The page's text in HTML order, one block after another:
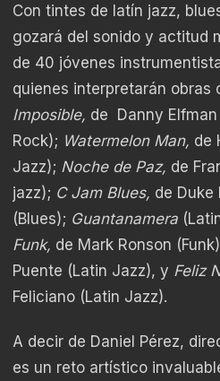
Con tintes de latín jazz,
gozará del sonido y actitud
de 40 jóvenes
quienes interpretarán obras
Imposible, de Danny
Rock); Watermelon Man, de
Jazz); Noche de Paz, de
jazz); C Jam Blues, de Duke
(Blues); Guantanamera
Funk, de Mark Ronson
Puente (Latin Jazz), y Feliz
Feliciano (Latin Jazz).
A decir de Daniel Pérez,
es un reto artístico